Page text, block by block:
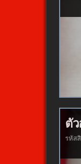
ตัว
รหัส